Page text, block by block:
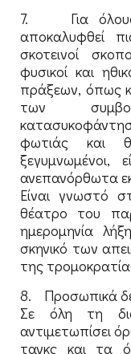
7. Για όλους
αποκαλυφθεί
σκοτεινοί
φυσικοί και
πράξεων, όπως
των
φωτιάς και
ξεγυμνωμένοι,
ανεπανόρθωτα
Είναι γνωστό
θέατρο του
ημερομηνία
σκηνικό των
της
8. Προσωπικά
Σε όλη τη
αντιμετωπίσει
τανκς και τα